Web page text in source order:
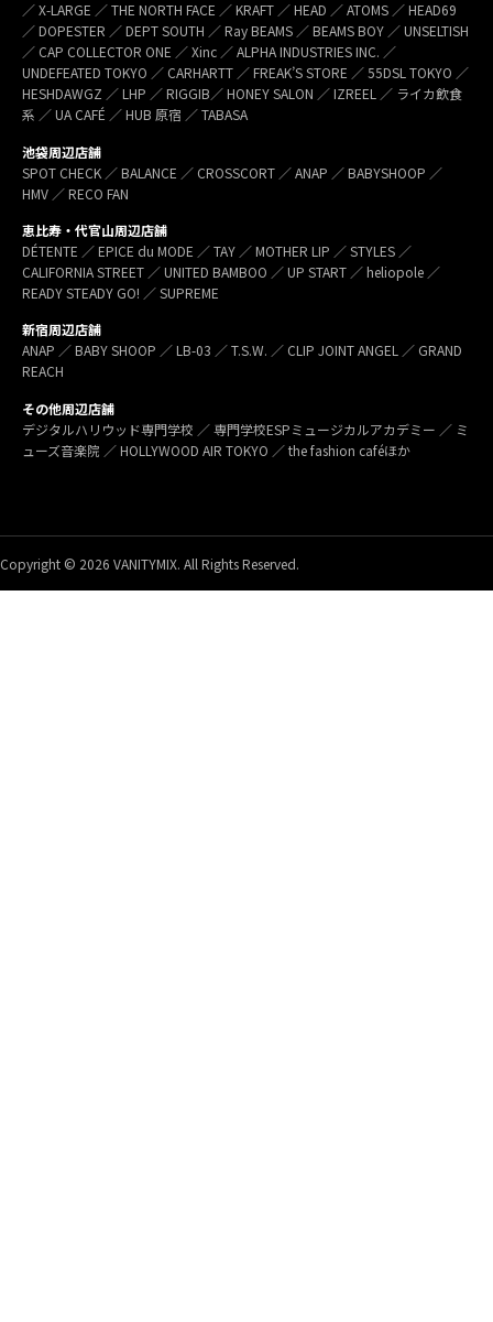
／ X-LARGE ／ THE NORTH FACE ／ KRAFT ／ HEAD ／ ATOMS ／ HEAD69
／ DOPESTER ／ DEPT SOUTH ／ Ray BEAMS ／ BEAMS BOY ／ UNSELTISH
／ CAP COLLECTOR ONE ／ Xinc ／ ALPHA INDUSTRIES INC. ／
UNDEFEATED TOKYO ／ CARHARTT ／ FREAK’S STORE ／ 55DSL TOKYO ／
HESHDAWGZ ／ LHP ／ RIGGIB／ HONEY SALON ／ IZREEL ／ ライカ飲食
系 ／ UA CAFÉ ／ HUB 原宿 ／ TABASA
池袋周辺店舗
SPOT CHECK ／ BALANCE ／ CROSSCORT ／ ANAP ／ BABYSHOOP ／
HMV ／ RECO FAN
恵比寿・代官山周辺店舗
DÉTENTE ／ EPICE du MODE ／ TAY ／ MOTHER LIP ／ STYLES ／
CALIFORNIA STREET ／ UNITED BAMBOO ／ UP START ／ heliopole ／
READY STEADY GO! ／ SUPREME
新宿周辺店舗
ANAP ／ BABY SHOOP ／ LB-03 ／ T.S.W. ／ CLIP JOINT ANGEL ／ GRAND
REACH
その他周辺店舗
デジタルハリウッド専門学校 ／ 専門学校ESPミュージカルアカデミー ／ ミ
ューズ音楽院 ／ HOLLYWOOD AIR TOKYO ／ the fashion caféほか
Copyright © 2026 VANITYMIX. All Rights Reserved.